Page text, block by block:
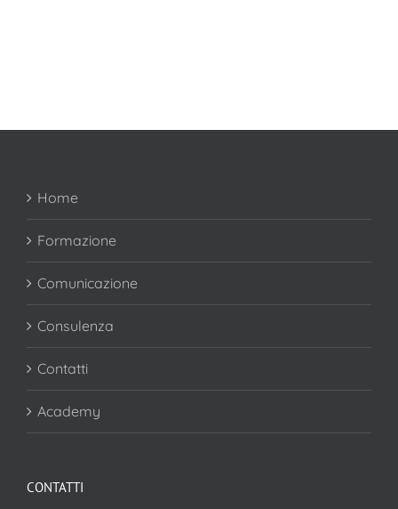
Home
Formazione
Comunicazione
Consulenza
Contatti
Academy
CONTATTI